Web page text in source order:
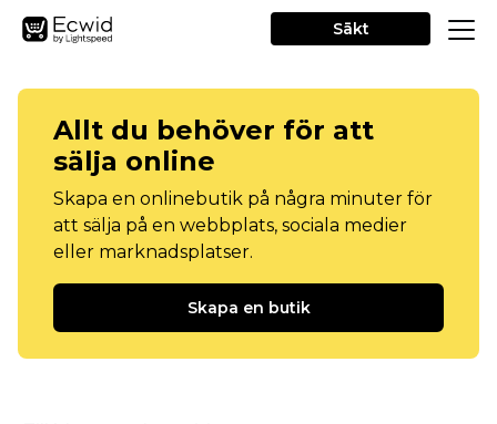
Sākt
Allt du behöver för att
sälja online
Skapa en onlinebutik på några minuter för
att sälja på en webbplats, sociala medier
eller marknadsplatser.
Skapa en butik